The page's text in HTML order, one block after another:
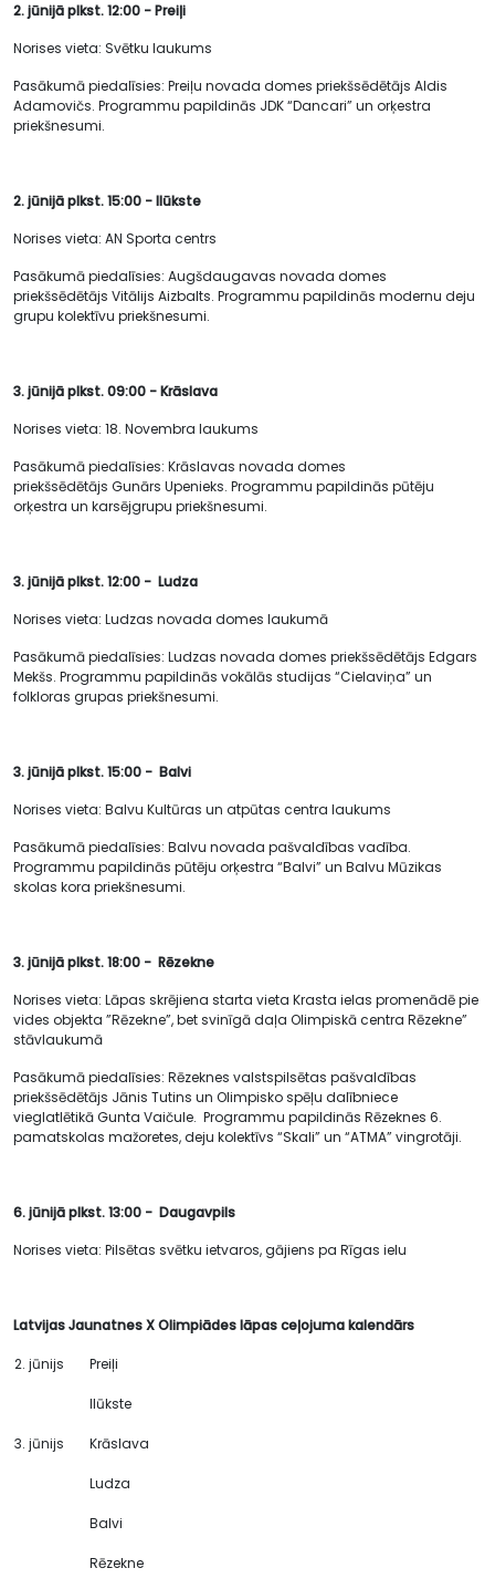
2. jūnijā plkst. 12:00 - Preiļi
Norises vieta: Svētku laukums
Pasākumā piedalīsies: Preiļu novada domes priekšsēdētājs Aldis
Adamovičs. Programmu papildinās JDK “Dancari” un orķestra
priekšnesumi.
2. jūnijā plkst. 15:00 - Ilūkste
Norises vieta: AN Sporta centrs
Pasākumā piedalīsies: Augšdaugavas novada domes
priekšsēdētājs Vitālijs Aizbalts. Programmu papildinās modernu deju
grupu kolektīvu priekšnesumi.
3. jūnijā plkst. 09:00 - Krāslava
Norises vieta: 18. Novembra laukums
Pasākumā piedalīsies: Krāslavas novada domes
priekšsēdētājs Gunārs Upenieks. Programmu papildinās pūtēju
orķestra un karsējgrupu priekšnesumi.
3. jūnijā plkst. 12:00 - Ludza
Norises vieta: Ludzas novada domes laukumā
Pasākumā piedalīsies: Ludzas novada domes priekšsēdētājs Edgars
Mekšs. Programmu papildinās vokālās studijas “Cielaviņa” un
folkloras grupas priekšnesumi.
3. jūnijā plkst. 15:00 - Balvi
Norises vieta: Balvu Kultūras un atpūtas centra laukums
Pasākumā piedalīsies: Balvu novada pašvaldības vadība.
Programmu papildinās pūtēju orķestra “Balvi” un Balvu Mūzikas
skolas kora priekšnesumi.
3. jūnijā plkst. 18:00 - Rēzekne
Norises vieta: Lāpas skrējiena starta vieta Krasta ielas promenādē pie
vides objekta ”Rēzekne”, bet svinīgā daļa Olimpiskā centra Rēzekne”
stāvlaukumā
Pasākumā piedalīsies: Rēzeknes valstspilsētas pašvaldības
priekšsēdētājs Jānis Tutins un Olimpisko spēļu dalībniece
vieglatlētikā Gunta Vaičule. Programmu papildinās Rēzeknes 6.
pamatskolas mažoretes, deju kolektīvs “Skali” un “ATMA” vingrotāji.
6. jūnijā plkst. 13:00 - Daugavpils
Norises vieta: Pilsētas svētku ietvaros, gājiens pa Rīgas ielu
Latvijas Jaunatnes X Olimpiādes lāpas ceļojuma kalendārs
2. jūnijs Preiļi
Ilūkste
3. jūnijs Krāslava
Ludza
Balvi
Rēzekne